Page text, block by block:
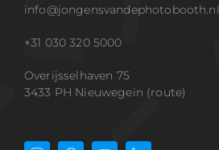
info@jongensvandephotobooth.nl
+31 030 320 5000
Overijsselhaven 75
3433 PH Nieuwegein (route)